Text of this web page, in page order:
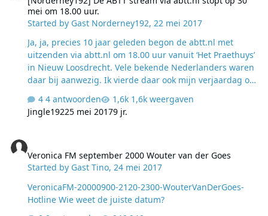
mei om 18.00 uur.
Started by Gast Norderney192,22 mei 2017
​Ja, ja, precies 10 jaar geleden begon de abtt.nl met
uitzenden via abtt.nl om 18.00 uur vanuit ‘Het Praethuys’
in Nieuw Loosdrecht. Vele bekende Nederlanders waren
daar bij aanwezig. Ik vierde daar ook mijn verjaardag op
om 18.00 uur gaat… Top 40 op 192Radio: Tipparade op
192Radio: lees verder > Lees verder
4 antwoorden
1,6k weergaven
Jingle19225 mei 20179 jr.
Veronica FM september 2000 Wouter van der Goes
Started by Gast Tino,24 mei 2017
VeronicaFM-20000900-2120-2300-WouterVanDerGoes-
Hotline Wie weet de juiste datum?